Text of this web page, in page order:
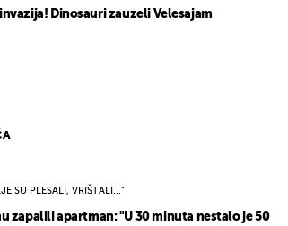
Dinosauri zauzeli Velesajam
SU PLESALI, VRIŠTALI..."
zapalili apartman: "U 30 minuta nestalo je 50